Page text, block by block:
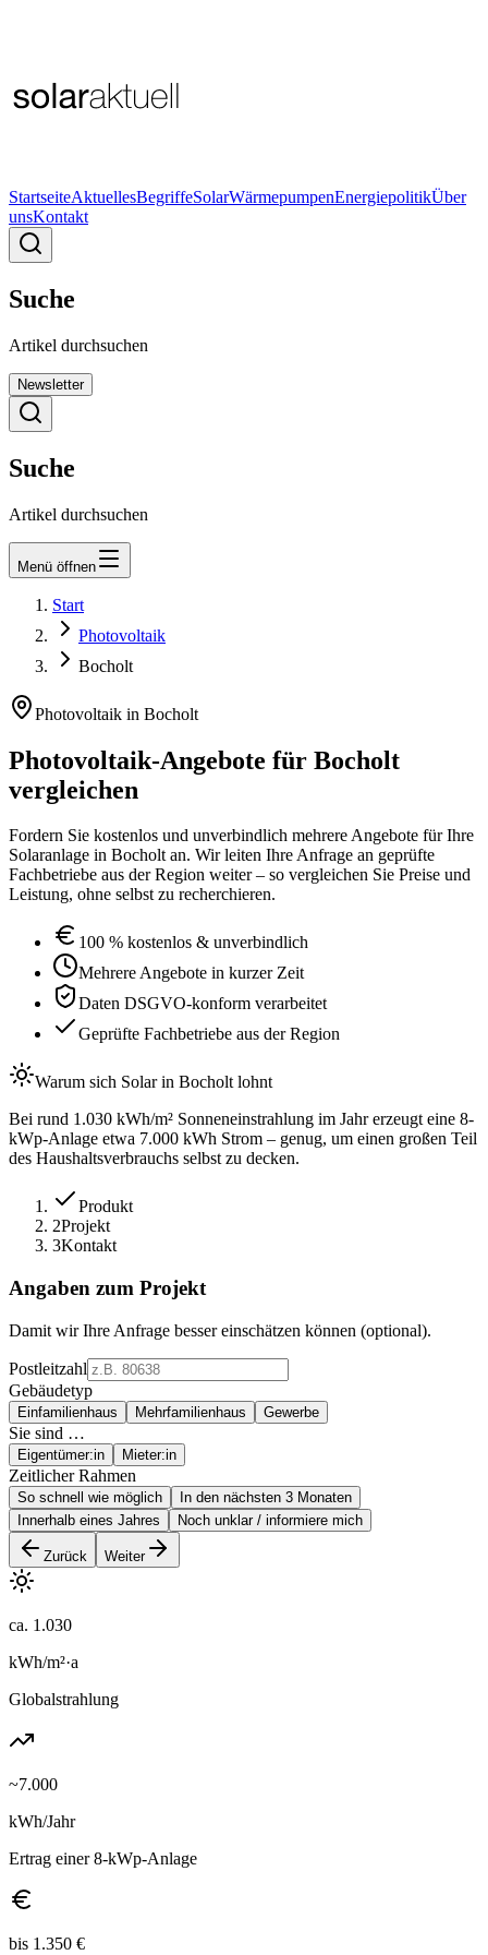
StartseiteAktuellesBegriffeSolarWärmepumpenEnergiepolitikÜber
unsKontakt
Suche
Artikel durchsuchen
Newsletter
Suche
Artikel durchsuchen
Menü öffnen
Newsletter
Start
Photovoltaik
Bocholt
Photovoltaik in Bocholt
Photovoltaik-Angebote für Bocholt
vergleichen
Fordern Sie kostenlos und unverbindlich mehrere Angebote für Ihre
Solaranlage in Bocholtan. Wir leiten Ihre Anfrage an geprüfte
Fachbetriebe aus der Region weiter – so vergleichen Sie Preise und
Leistung, ohne selbst zu recherchieren.
100 % kostenlos & unverbindlich
Mehrere Angebote in kurzer Zeit
Daten DSGVO-konform verarbeitet
Geprüfte Fachbetriebe aus der Region
Warum sich Solar in Bocholtlohnt
Bei rund 1.030 kWh/m² Sonneneinstrahlung im Jahr erzeugt eine 8-
kWp-Anlage etwa 7.000 kWh Strom – genug, um einen großen Teil
des Haushaltsverbrauchs selbst zu decken.
Produkt
2Projekt
3Kontakt
Angaben zum Projekt
Damit wir Ihre Anfrage besser einschätzen können (optional).
Postleitzahl
Gebäudetyp
Einfamilienhaus Mehrfamilienhaus Gewerbe
Sie sind …
Eigentümer:in Mieter:in
Zeitlicher Rahmen
So schnell wie möglich
In den nächsten 3 Monaten
Innerhalb eines Jahres
Noch unklar / informiere mich
Zurück Weiter
ca. 1.030
kWh/m²·a
Globalstrahlung
~7.000
kWh/Jahr
Ertrag einer 8-kWp-Anlage
bis 1.350 €